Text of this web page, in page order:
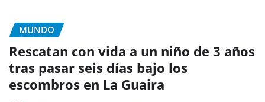
MUNDO
Rescatan con vida a un niño de 3 años
tras pasar seis días bajo los
escombros en La Guaira